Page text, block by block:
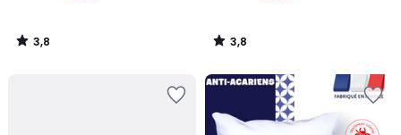
3,8
/
3,8
/